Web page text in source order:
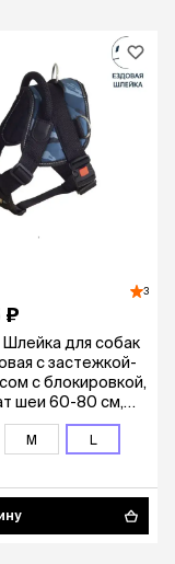
3
₽
Шлейка для собак
с застежкой-
с блокировкой,
шеи 60-80 см,
80-110 см,
камуфляж
M L